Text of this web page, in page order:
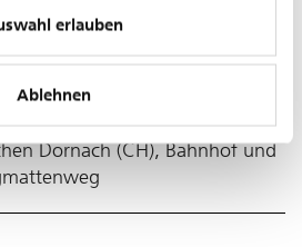
erlauben
Ablehnen
Dornach (CH), Bahnhof und